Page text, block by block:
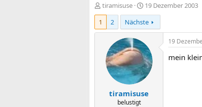
E
r
t
tiramisuse
E
r
s
t
l
l
t
a
19 Dezember 2003
1
2 Nächste
tiramisuse
belustigt
19
mein